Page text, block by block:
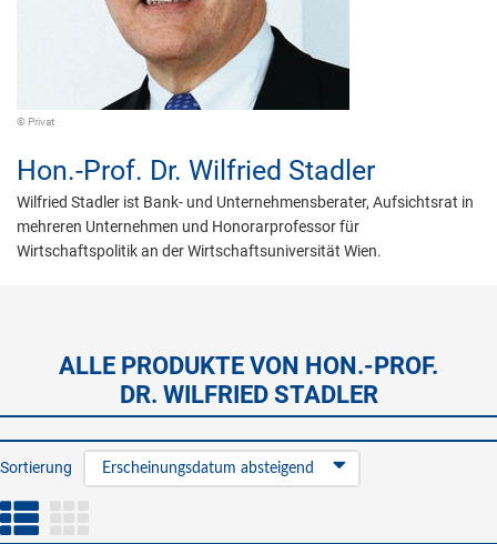
© Privat
Hon.-Prof. Dr. Wilfried Stadler
Wilfried Stadler ist Bank- und Unternehmensberater, Aufsichtsrat in
mehreren Unternehmen und Honorarprofessor für
Wirtschaftspolitik an der Wirtschaftsuniversität Wien.
ALLE PRODUKTE VON HON.-PROF.
DR. WILFRIED STADLER
Sortierung Erscheinungsdatum absteigend